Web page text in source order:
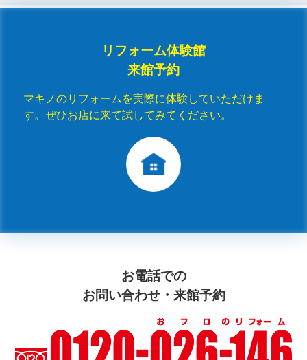
リフォーム体験館
来館予約
マキノのリフォームを実際に体験していただけま
す。ぜひお店に来て試してみてください。
お電話での
お問い合わせ・来館予約